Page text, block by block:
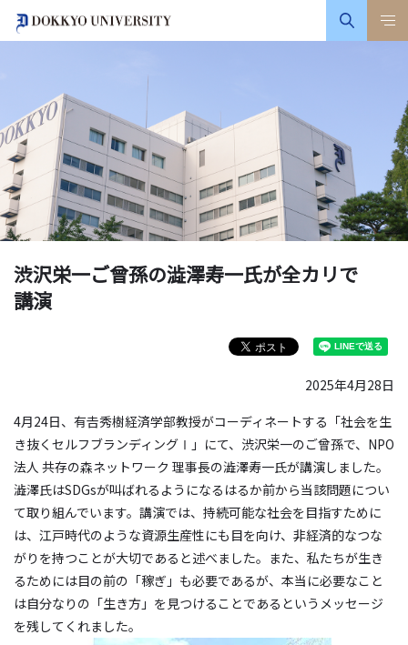
渋沢栄一ご曾孫の澁澤寿一氏が全カリで
講演
2025年4月28日
4月24日、有𠮷秀樹経済学部教授がコーディネートする「社会を生
き抜くセルフブランディングⅠ」にて、渋沢栄一のご曾孫で、NPO
法人 共存の森ネットワーク 理事長の澁澤寿一氏が講演しました。
澁澤氏はSDGsが叫ばれるようになるはるか前から当該問題につい
て取り組んでいます。講演では、持続可能な社会を目指すために
は、江戸時代のような資源生産性にも目を向け、非経済的なつな
がりを持つことが大切であると述べました。また、私たちが生き
るためには目の前の「稼ぎ」も必要であるが、本当に必要なこと
は自分なりの「生き方」を見つけることであるというメッセージ
を残してくれました。